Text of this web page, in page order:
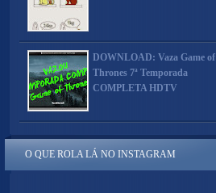
DOWNLOAD: Vaza Game of
Thrones 7ª Temporada
COMPLETA HDTV
O QUE ROLA LÁ NO INSTAGRAM